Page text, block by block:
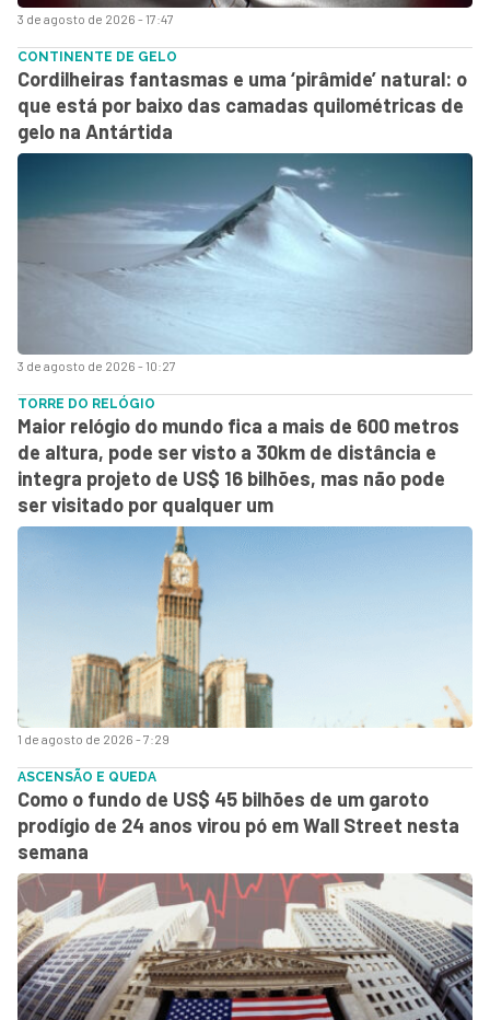
3 de agosto de 2026 - 17:47
3 de agosto de 2026 - 10:27
CONTINENTE DE GELO
Cordilheiras fantasmas e uma ‘pirâmide’ natural: o
que está por baixo das camadas quilométricas de
gelo na Antártida
1 de agosto de 2026 - 7:29
TORRE DO RELÓGIO
Maior relógio do mundo fica a mais de 600 metros
de altura, pode ser visto a 30km de distância e
integra projeto de US$ 16 bilhões, mas não pode
ser visitado por qualquer um
ASCENSÃO E QUEDA
Como o fundo de US$ 45 bilhões de um garoto
prodígio de 24 anos virou pó em Wall Street nesta
semana